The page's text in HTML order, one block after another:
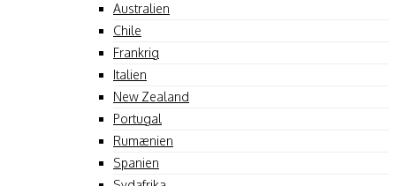
Australien
Chile
Frankrig
Italien
New Zealand
Portugal
Rumænien
Spanien